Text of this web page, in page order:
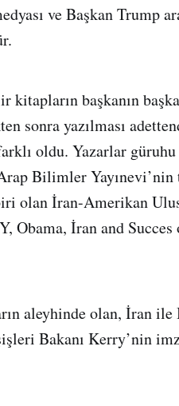
ve Başkan Trump
başkanın
sonra yazılması
oldu. Yazarlar
Bilimler
olan İran-Amerikan
Obama, İran and
aleyhinde olan, İran ile
Bakanı Kerry’nin